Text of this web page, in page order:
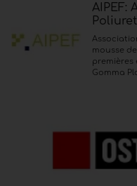
AIPEF:
mousse
premières
Gomma